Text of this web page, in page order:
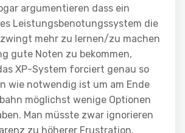
argumentieren dass ein
Leistungsbenotungssystem die
mehr zu lernen/zu machen
gute Noten zu bekommen,
XP-System forciert genau so
wie notwendig ist um am Ende
möglichst wenige Optionen
Man müsste zwar ignorieren
zu höherer Frustration,